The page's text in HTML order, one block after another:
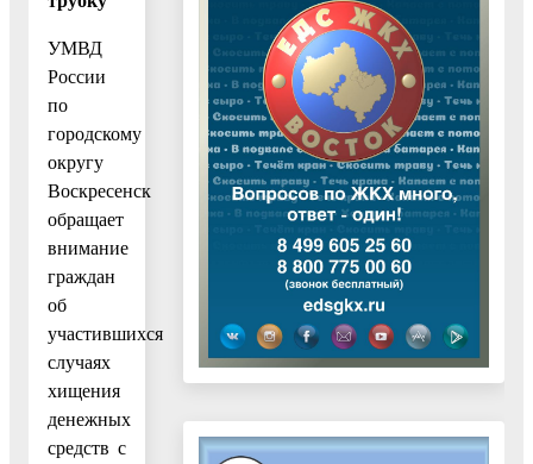
УМВД
России
по
городскому
округу
Воскресенск
обращает
внимание
граждан
об
участившихся
случаях
хищения
денежных
средств с